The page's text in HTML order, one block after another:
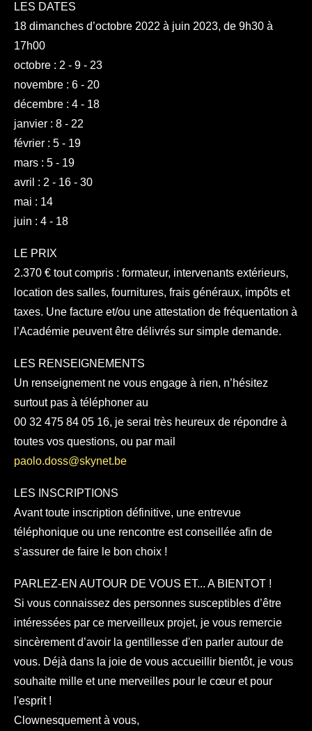
LES DATES
18 dimanches d’octobre 2022 à juin 2023, de 9h30 à
17h00
octobre : 2 - 9 - 23
novembre : 6 - 20
décembre : 4 - 18
janvier : 8 - 22
février : 5 - 19
mars : 5 - 19
avril : 2 - 16 - 30
mai : 14
juin : 4 - 18
LE PRIX
2.370 € tout compris : formateur, intervenants extérieurs,
location des salles, fournitures, frais généraux, impôts et
taxes. Une facture et/ou une attestation de fréquentation à
l’Académie peuvent être délivrés sur simple demande.
LES RENSEIGNEMENTS
Un renseignement ne vous engage à rien, n’hésitez
surtout pas à téléphoner au
00 32 475 84 05 16, je serai très heureux de répondre à
toutes vos questions, ou par mail
paolo.doss@skynet.be
LES INSCRIPTIONS
Avant toute inscription définitive, une entrevue
téléphonique ou une rencontre est conseillée afin de
s’assurer de faire le bon choix !
PARLEZ-EN AUTOUR DE VOUS ET... A BIENTOT !
Si vous connaissez des personnes susceptibles d’être
intéressées par ce merveilleux projet, je vous remercie
sincèrement d’avoir la gentillesse d'en parler autour de
vous. Déjà dans la joie de vous accueillir bientôt, je vous
souhaite mille et une merveilles pour le cœur et pour
l'esprit !
Clownesquement à vous,